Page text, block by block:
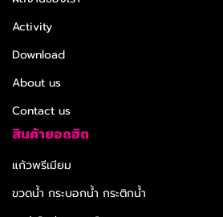
Activity
Download
About us
Contact us
สินค้ายอดฮิต
แก้วพรีเมียม
ขวดน้ำ กระบอกน้ำ กระติกน้ำ